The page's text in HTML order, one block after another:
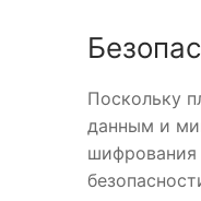
Поскольку
данным и